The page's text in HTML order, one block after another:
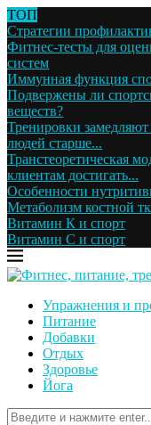
ТОП
Стратегии
Фитнес-тесты для
систем
Иммунная функция
Подвержены ли
веществ?
Тренировки
людей старше...
Транстеоретическая
клиентам достигать...
Особенности
Метаболизм костной
Витамин К и спорт
Витамин С и спорт
Упражнения и
Питание
Добавки
Отдых
Здоровье
Йога